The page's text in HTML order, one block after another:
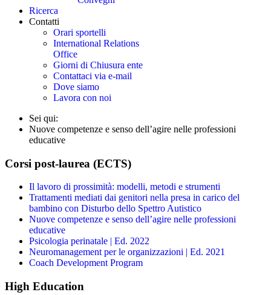
Ricerca
Contatti
Orari sportelli
International Relations
Office
Giorni di Chiusura ente
Contattaci via e-mail
Dove siamo
Lavora con noi
Sei qui:
Nuove competenze e senso dell’agire nelle professioni
educative
Corsi post-laurea (ECTS)
Il lavoro di prossimità: modelli, metodi e strumenti
Trattamenti mediati dai genitori nella presa in carico del
bambino con Disturbo dello Spettro Autistico
Nuove competenze e senso dell’agire nelle professioni
educative
Psicologia perinatale | Ed. 2022
Neuromanagement per le organizzazioni | Ed. 2021
Coach Development Program
High Education